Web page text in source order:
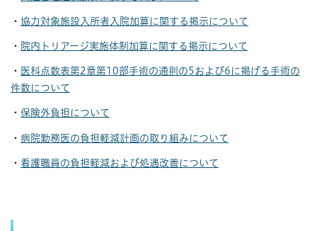
・ 協力対象施設入所者入院加算に関する掲示について
・ 院内トリアージ実施体制加算に関する掲示について
・ 医科点数表第2章第10部手術の通則の5および6に掲げる手術の
件数について
・ 保険外負担について
・ 病院勤務医の負担軽減計画の取り組みについて
・ 看護職員の負担軽減および処遇改善について